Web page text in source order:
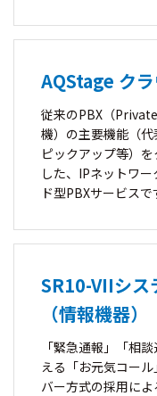
AQStage ク
従来のPBX（
機）の主要機能（代
ピックアップ等）
した、IPネットワ
ド型PBXサービスで
SR10-VIIシス
（情報機器）
「緊急通報」「相
える「お元気コー
バー方式の採用に